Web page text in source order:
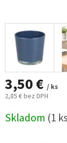
3,50 € / ks
2,85 € bez DPH
cena:
Skladom (1